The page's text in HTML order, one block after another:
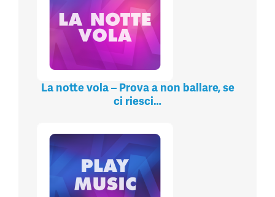
La notte vola – Prova a non ballare, se
ci riesci…